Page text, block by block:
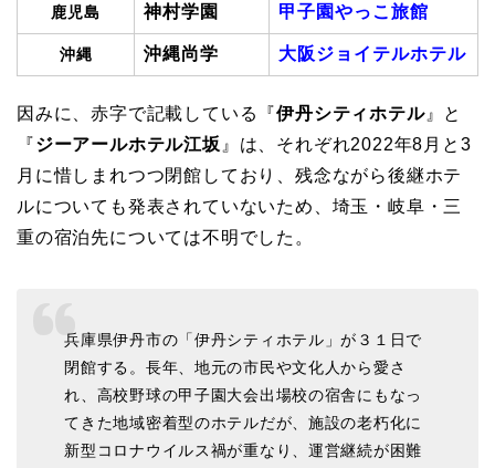
鹿児島 神村学園 甲子園やっこ旅館
沖縄 沖縄尚学 大阪ジョイテルホテル
因みに、赤字で記載している『伊丹シティホテル』と
『ジーアールホテル江坂 』は、それぞれ2022年8月と3
月に惜しまれつつ閉館しており、残念ながら後継ホテ
ルについても発表されていないため、埼玉・岐阜・三
重の宿泊先については不明でした。
兵庫県伊丹市の「伊丹シティホテル」が３１日で
閉館する。長年、地元の市民や文化人から愛さ
れ、高校野球の甲子園大会出場校の宿舎にもなっ
てきた地域密着型のホテルだが、施設の老朽化に
新型コロナウイルス禍が重なり、運営継続が困難